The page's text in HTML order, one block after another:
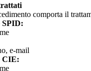
comporta il
SPID:
e-mail
CIE: